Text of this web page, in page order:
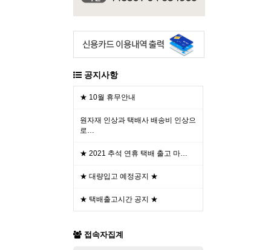
공지사항
★ 10월 휴무안내
원자재 인상과 택배사 배송비 인상으
로…
★ 2021 추석 연휴 택배 출고 마…
★ 대량입고 예정공지 ★
★ 택배출고시간 공지 ★
접속자집계